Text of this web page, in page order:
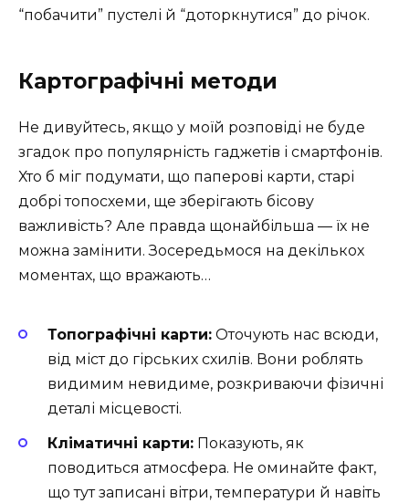
“побачити” пустелі й “доторкнутися” до річок.
Картографічні методи
Не дивуйтесь, якщо у моїй розповіді не буде
згадок про популярність гаджетів і смартфонів.
Хто б міг подумати, що паперові карти, старі
добрі топосхеми, ще зберігають бісову
важливість? Але правда щонайбільша — їх не
можна замінити. Зосередьмося на декількох
моментах, що вражають…
Топографічні карти: Оточують нас всюди,
від міст до гірських схилів. Вони роблять
видимим невидиме, розкриваючи фізичні
деталі місцевості.
Кліматичні карти: Показують, як
поводиться атмосфера. Не оминайте факт,
що тут записані вітри, температури й навіть